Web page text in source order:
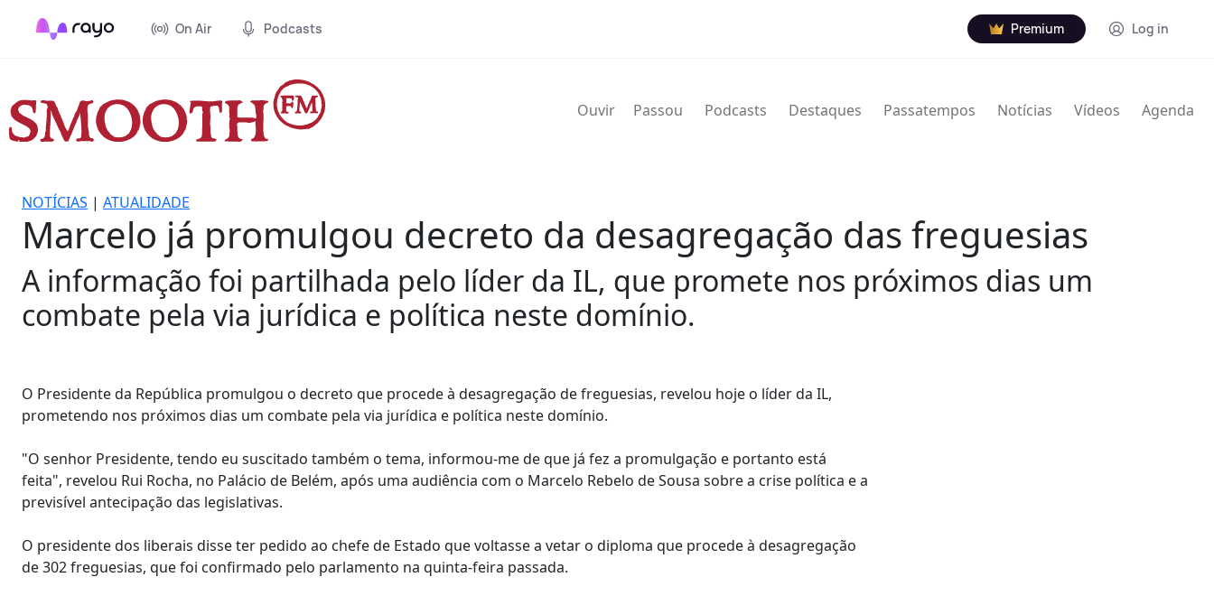
On Air Podcasts Premium Log in
Ouvir Passou Podcasts Destaques Passatempos Notícias Vídeos Agenda
NOTÍCIAS | ATUALIDADE
Marcelo já promulgou decreto da desagregação das freguesias
A informação foi partilhada pelo líder da IL, que promete nos próximos dias um
combate pela via jurídica e política neste domínio.
O Presidente da República promulgou o decreto que procede à desagregação de freguesias, revelou hoje o líder da IL,
prometendo nos próximos dias um combate pela via jurídica e política neste domínio.
"O senhor Presidente, tendo eu suscitado também o tema, informou-me de que já fez a promulgação e portanto está
feita", revelou Rui Rocha, no Palácio de Belém, após uma audiência com o Marcelo Rebelo de Sousa sobre a crise política e a
previsível antecipação das legislativas.
O presidente dos liberais disse ter pedido ao chefe de Estado que voltasse a vetar o diploma que procede à desagregação
de 302 freguesias, que foi confirmado pelo parlamento na quinta-feira passada.